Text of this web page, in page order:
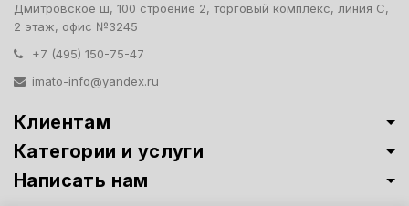
Дмитровское ш, 100 строение 2, торговый комплекс, линия С,
2 этаж, офис №3245
+7 (495) 150-75-47
imato-info@yandex.ru
Клиентам
Категории и услуги
Написать нам